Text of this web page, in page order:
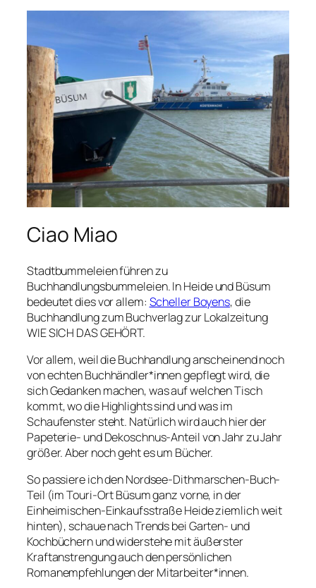
Ciao Miao
Stadtbummeleien führen zu
Buchhandlungsbummeleien. In Heide und Büsum
bedeutet dies vor allem: Scheller Boyens, die
Buchhandlung zum Buchverlag zur Lokalzeitung
WIE SICH DAS GEHÖRT.
Vor allem, weil die Buchhandlung anscheinend noch
von echten Buchhändler*innen gepflegt wird, die
sich Gedanken machen, was auf welchen Tisch
kommt, wo die Highlights sind und was im
Schaufenster steht. Natürlich wird auch hier der
Papeterie- und Dekoschnus-Anteil von Jahr zu Jahr
größer. Aber noch geht es um Bücher.
So passiere ich den Nordsee-Dithmarschen-Buch-
Teil (im Touri-Ort Büsum ganz vorne, in der
Einheimischen-Einkaufsstraße Heide ziemlich weit
hinten), schaue nach Trends bei Garten- und
Kochbüchern und widerstehe mit äußerster
Kraftanstrengung auch den persönlichen
Romanempfehlungen der Mitarbeiter*innen.